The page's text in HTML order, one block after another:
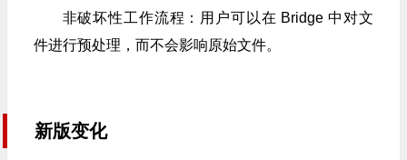
非破坏性工作流程：用户可以在 Bridge 中对文
件进行预处理，而不会影响原始文件。
新版变化